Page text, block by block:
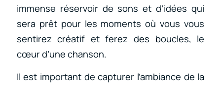
immense réservoir de sons et d’idées qui
sera prêt pour les moments où vous vous
sentirez créatif et ferez des boucles, le
cœur d’une chanson.
Il est important de capturer l’ambiance de la